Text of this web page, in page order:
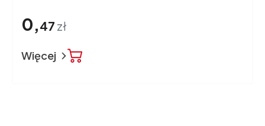
0,47 zł
Więcej